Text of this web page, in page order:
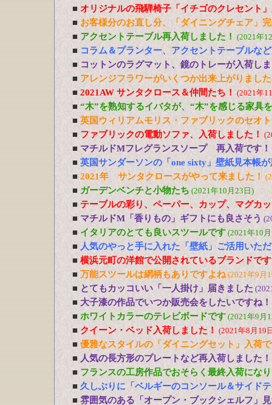
■ オリジナルの飛騨椅子「イチゴのクレセント
■ お客様分のお直し分、「ダイニングチェア」
■ アクセントテーブル再入荷しました！ (2021年
■ コラム＆プランター、アクセントテーブルな
■ コットンのラグマット、鏡のトレーが入荷し
■ アレンジフラワーがいくつか出来上がりまし
■ 2021AW サンタクロース＆仲間たち！ (2021年
■ “木”を熟知するイバタが、“木”を感じる家具
■ 英国ウィリアムモリス・ファブリックのセオ
■ ファブリックの電動ソファ、入荷しました！
■ マチルドMフレグランスソープ 再入荷です！
■ 英国サンダーソンの「one sixty」壁紙見本帳
■ 2021年 サンタクロースがやって来ました！
■ ガーデンベンチと小物たち (2021年10月23日)
■ テーブルの彩り、ペーパー、カップ、マグカ
■ マチルドM「香りもの」ギフトにも良さそう
■ イタリアのとても良いスツールです (2021年10
■ 人気のやっと手に入れた「壁紙」ご活用いた
■ 横浜元町の洋館で公開されているブランドで
■ 万能スツールは網柄もありですよね(2021年9月
■ とてもカッコいい「一人掛け」届きました
■ 大子漆の作品でいつか販売会をしたいですね！
■ ホワイトカラーのテレビボードです (2021年9月
■ クイーン・ベッド入荷しました！ (2021年8月19
■ 優雅なスタイルの「ダイニングセット」入荷
■ 人気の長方形のプレートなど再入荷しました！
■ フランスの工房作品でおそらく最終入荷にな
■ 久しぶりに「ベルギーのコンソール＆サイド
■ 雰囲気のある「オープン・ブックシェルフ」